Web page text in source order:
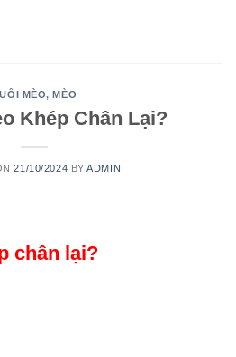
MÈO,MÈO
Khép Chân Lại?
21/10/2024 BYADMIN
chân lại?